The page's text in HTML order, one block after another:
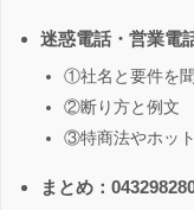
迷惑電話・営業電
①社名と要件を聞
②断り方と例文
③特商法やホッ
まとめ：